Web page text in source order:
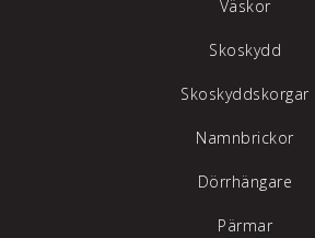
Väskor
Skoskydd
Skoskyddskorgar
Namnbrickor
Dörrhängare
Pärmar